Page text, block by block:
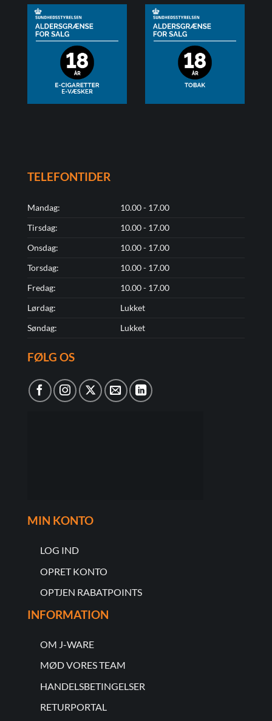
TELEFONTIDER
Mandag:
10.00 - 17.00
Tirsdag:
10.00 - 17.00
Onsdag:
10.00 - 17.00
Torsdag:
10.00 - 17.00
Fredag:
10.00 - 17.00
Lørdag:
Lukket
Søndag:
Lukket
FØLG OS
MIN KONTO
LOG IND
OPRET KONTO
OPTJEN RABATPOINTS
INFORMATION
OM J-WARE
MØD VORES TEAM
HANDELSBETINGELSER
RETURPORTAL